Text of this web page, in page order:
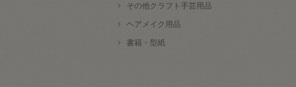
その他クラフト手芸用品
ヘアメイク用品
書籍・型紙